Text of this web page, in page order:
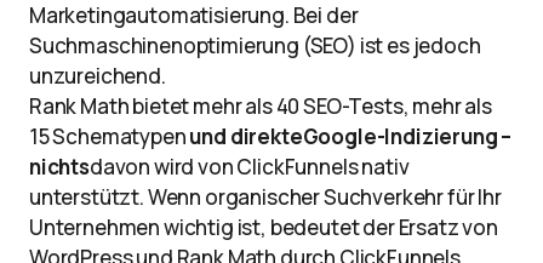
Marketingautomatisierung. Bei der
Suchmaschinenoptimierung (SEO) ist es jedoch
unzureichend.
Rank Math bietet mehr als 40 SEO-Tests, mehr als
15 Schematypenund direkteGoogle-Indizierung –
nichtsdavon wird von ClickFunnels nativ
unterstützt. Wenn organischer Suchverkehr für Ihr
Unternehmen wichtig ist, bedeutet der Ersatz von